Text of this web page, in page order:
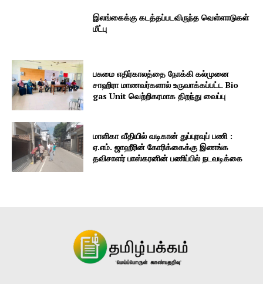
இலங்கைக்கு கடத்தப்படவிருந்த வெள்ளாடுகள்
மீட்பு
பசுமை எதிர்காலத்தை நோக்கி கல்முனை
சாஹிரா மாணவர்களால் உருவாக்கப்பட்ட Bio
gas Unit வெற்றிகரமாக திறந்து வைப்பு
மாளிகா வீதியில் வடிகான் துப்புரவுப் பணி :
ஏ.எம். ஜாஹீரின் கோரிக்கைக்கு இணங்க
தவிசாளர் பாஸ்கரனின் பணிப்பில் நடவடிக்கை